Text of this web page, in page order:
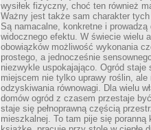
wysiłek fizyczny, choć ten również
Ważny jest także sam charakter
Są namacalne, konkretne i prowadzą
widocznego efektu. W świecie wielu
obowiązków możliwość wykonania
prostego, a jednocześnie
niezwykle uspokajająco. Ogród staje
miejscem nie tylko uprawy roślin, ale
odzyskiwania równowagi. Dla wielu
domów ogród z czasem przestaje
staje się pełnoprawną częścią
mieszkalnej. To tam pije się poranną